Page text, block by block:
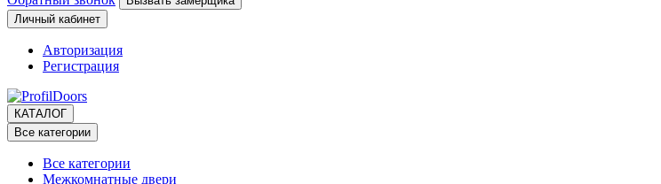
Личный кабинет
Авторизация
Регистрация
КАТАЛОГ
Все категории
Все категории
Межкомнатные двери